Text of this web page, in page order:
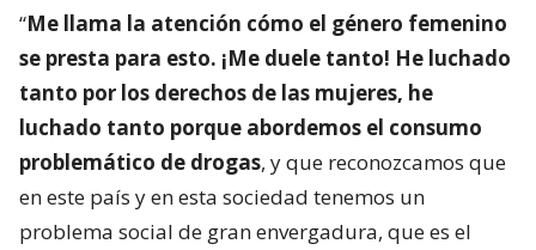
“Me llama la atención cómo el género femenino
se presta para esto. ¡Me duele tanto! He luchado
tanto por los derechos de las mujeres, he
luchado tanto porque abordemos el consumo
problemático de drogas, y que reconozcamos que
en este país y en esta sociedad tenemos un
problema social de gran envergadura, que es el